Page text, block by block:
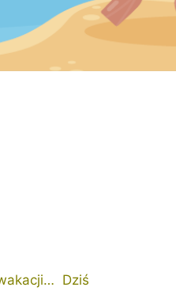
Dziś